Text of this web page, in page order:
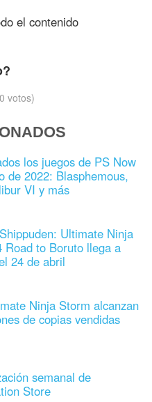
el contenido
0 votos)
los juegos de PS Now
de 2022: Blasphemous,
VI y más
Ultimate Ninja
Road to Boruto llega a
24 de abril
Ninja Storm alcanzan
de copias vendidas
semanal de
Store